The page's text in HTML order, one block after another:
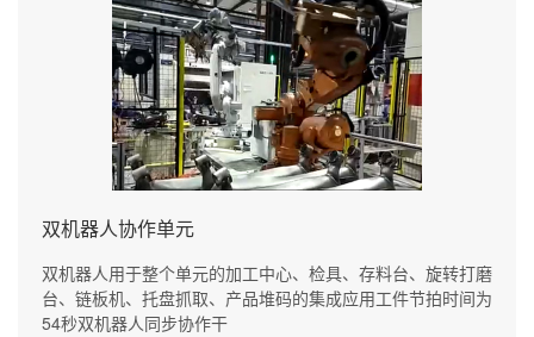
双机器人协作单元
双机器人用于整个单元的加工中心、检具、存料台、旋转打磨
台、链板机、托盘抓取、产品堆码的集成应用工件节拍时间为
54秒双机器人同步协作干